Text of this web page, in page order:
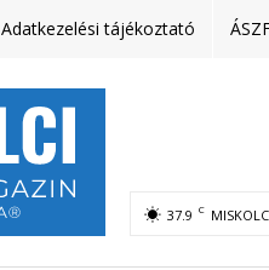
Adatkezelési tájékoztató
37.9 C MISKOLC